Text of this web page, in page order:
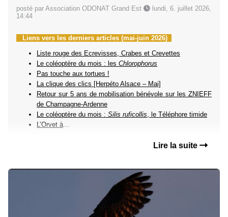
posté par Association ODONAT Grand Est
lundi, 6. juillet 2026,
14:44
Liens vers les derniers articles (mai-juin 2026)
Liste rouge des Ecrevisses, Crabes et Crevettes
Le coléoptère du mois : les Chlorophorus
Pas touche aux tortues !
La clique des clics [Herpéto Alsace – Mai]
Retour sur 5 ans de mobilisation bénévole sur les ZNIEFF
de Champagne-Ardenne
Le coléoptère du mois : Silis ruficollis, le Téléphore timide
L’Orvet à...
Lire la suite